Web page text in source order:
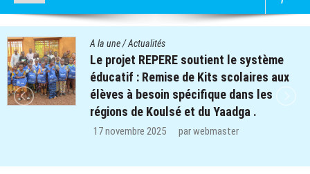
A la une/Actualités
Le projet REPERE soutient le système
éducatif : Remise de Kits scolaires aux
élèves à besoin spécifique dans les
régions de Koulsé et du Yaadga .
17 novembre 2025 parwebmaster